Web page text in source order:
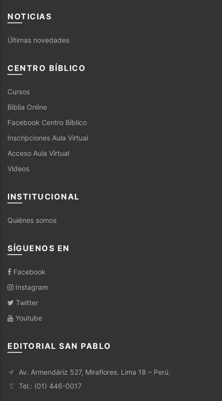
NOTICIAS
Últimas novedades
CENTRO BÍBLICO
Cursos
Biblia Online
Facebook Centro Bíblico
Inscripciones Aula Virtual
Acceso Aula Virtual
Videos
INSTITUCIONAL
Quiénes somos
SÍGUENOS EN
Facebook
Instagram
Twitter
Youtube
EDITORIAL SAN PABLO
Av. Armendáriz 527, Miraflores. Lima 18 – Perú.
Tel.: (01) 446-0017